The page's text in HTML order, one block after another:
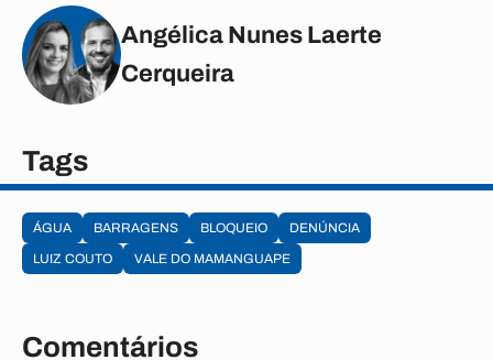
Angélica Nunes Laerte
Cerqueira
Tags
ÁGUA BARRAGENS BLOQUEIO
DENÚNCIA
LUIZ COUTO
VALE DO MAMANGUAPE
Comentários